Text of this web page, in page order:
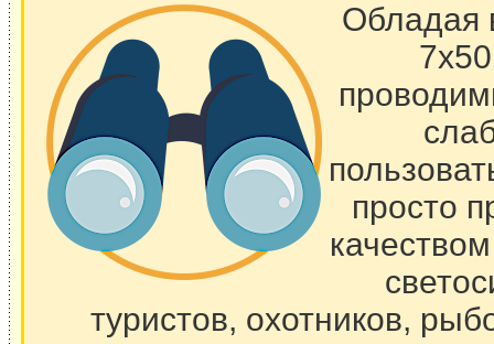
Обладая
просто
туристов, охотников,